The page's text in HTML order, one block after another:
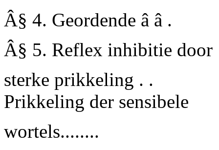
Â§ 4. Geordende â â .
Â§ 5. Reflex inhibitie door
sterke prikkeling . .
Prikkeling der sensibele
wortels........